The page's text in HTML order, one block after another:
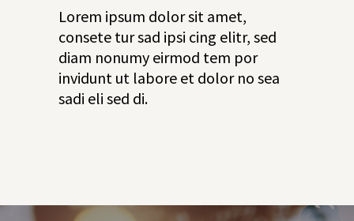
Lorem ipsum dolor sit amet,
consete tur sad ipsi cing elitr, sed
diam nonumy eirmod tem por
invidunt ut labore et dolor no sea
sadi eli sed di.